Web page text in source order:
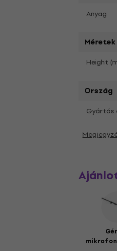
Anyag
Height
Ország
Gyártás